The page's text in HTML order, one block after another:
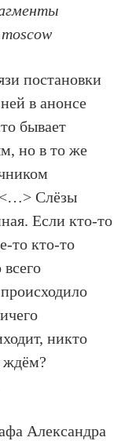
постановки
в анонсе
бывает
но в то же
<…> Слёзы
Если кто-то
то кто-то
никто
ждём?
Александра